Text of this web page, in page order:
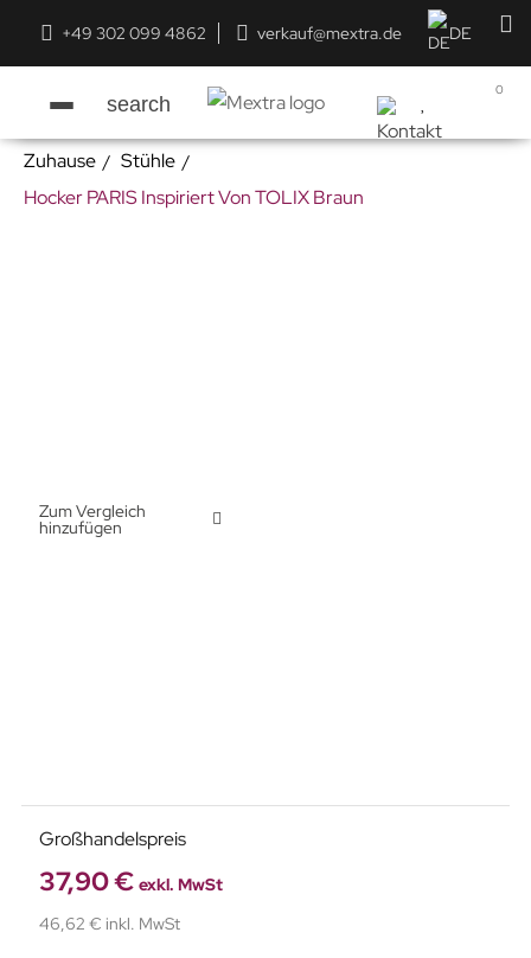
+49 302 099 4862 verkauf@mextra.de DE
search
0
Zuhause
Stühle
Hocker PARIS Inspiriert Von TOLIX Braun
Zum Vergleich
hinzufügen
Großhandelspreis
37,90 € exkl. MwSt
46,62 € inkl. MwSt